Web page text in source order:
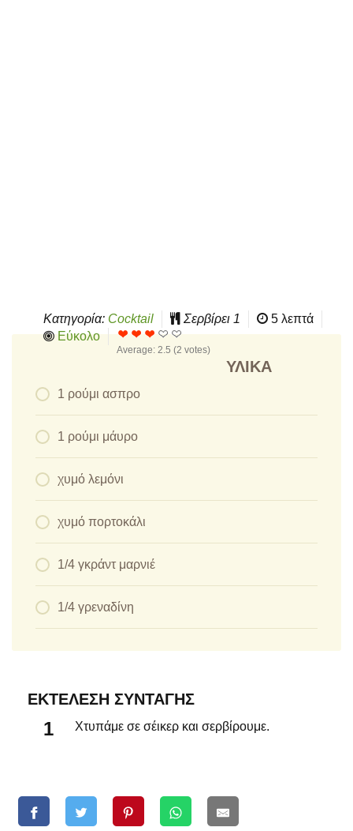
Κατηγορία: Cocktail Σερβίρει 1
5 λεπτά
Εύκολο
Average: 2.5 (2 votes)
ΥΛΙΚΆ
1 ρούμι ασπρο
1 ρούμι μάυρο
χυμό λεμόνι
χυμό πορτοκάλι
1/4 γκράντ μαρνιέ
1/4 γρεναδίνη
ΕΚΤΈΛΕΣΗ ΣΥΝΤΑΓΉΣ
Χτυπάμε σε σέικερ και σερβίρουμε.